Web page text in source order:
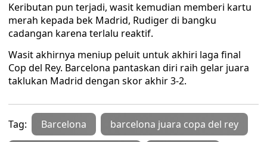
Keributan pun terjadi, wasit kemudian memberi kartu
merah kepada bek Madrid, Rudiger di bangku
cadangan karena terlalu reaktif.
Wasit akhirnya meniup peluit untuk akhiri laga final
Cop del Rey. Barcelona pantaskan diri raih gelar juara
taklukan Madrid dengan skor akhir 3-2.
Tag: Barcelona barcelona juara copa del rey